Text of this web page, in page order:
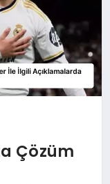
Çözüm